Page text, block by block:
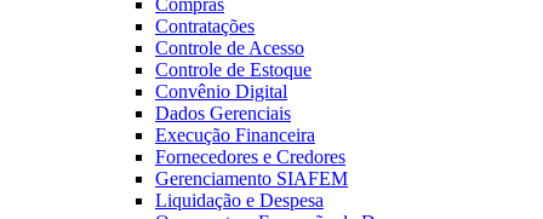
Compras
Contratações
Controle de Acesso
Controle de Estoque
Convênio Digital
Dados Gerenciais
Execução Financeira
Fornecedores e Credores
Gerenciamento SIAFEM
Liquidação e Despesa